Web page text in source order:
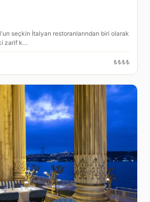
seçkin İtalyan restoranlarından biri olarak
zarif k…
₺₺₺₺